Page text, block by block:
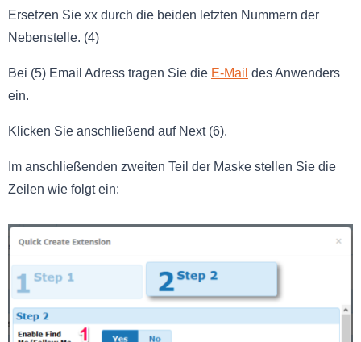
Ersetzen Sie xx durch die beiden letzten Nummern der
Nebenstelle. (4)
Bei (5) Email Adress tragen Sie die E-Mail des Anwenders
ein.
Klicken Sie anschließend auf Next (6).
Im anschließenden zweiten Teil der Maske stellen Sie die
Zeilen wie folgt ein: